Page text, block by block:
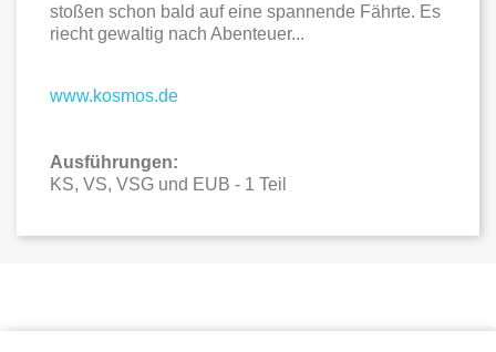
stoßen schon bald auf eine spannende Fährte. Es
riecht gewaltig nach Abenteuer...
www.kosmos.de
Ausführungen:
KS, VS, VSG und EUB - 1 Teil